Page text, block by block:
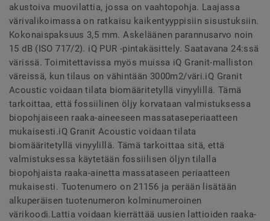
akustoiva muovilattia, jossa on vaahtopohja. Laajassa
värivalikoimassa on ratkaisu kaikentyyppisiin sisustuksiin.
Kokonaispaksuus 3,5 mm. Askeläänen parannusarvo noin
15 dB (ISO 717/2). iQ PUR -pintakäsittely. Saatavana 24:ssä
värissä. Toimitettavissa myös muissa iQ Granit-malliston
väreissä, kun tilaus on vähintään 3000m2/väri.iQ Granit
Acoustic voidaan tilata biomääritetyllä vinyylillä. Tämä
tarkoittaa, että fossiilinen öljy korvataan valmistuksessa
biopohjaiseen raaka-aineeseen massataseperiaatteen
mukaisesti.iQ Granit Acoustic voidaan tilata
biomääritetyllä vinyylillä. Tämä tarkoittaa sitä, että
valmistuksessa käytetään fossiilisen öljyn tilalla
biopohjaista raaka-ainetta massataseen periaatteen
mukaisesti. Tuotenumero on 21156 ja perään lisätään
alkuperäisen tuotenumeron kolminumeroinen
värikoodi.Lattia voidaan kierrättää uusien lattioiden raaka-